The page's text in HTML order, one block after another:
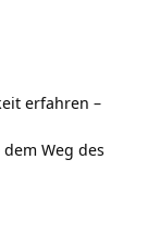
erfahren –
Weg des